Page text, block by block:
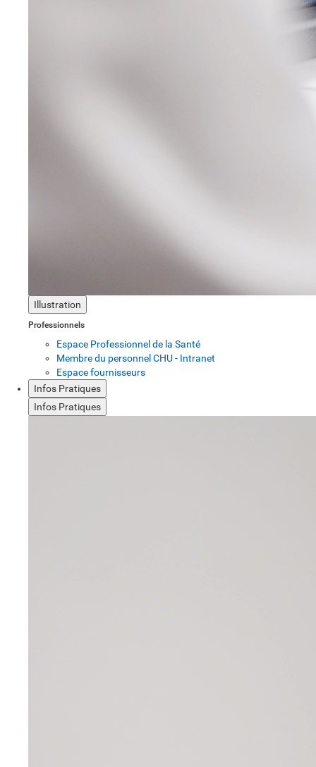
Illustration
Professionnels
Espace Professionnel de la Santé
Membre du personnel CHU - Intranet
Espace fournisseurs
Infos Pratiques
Infos Pratiques